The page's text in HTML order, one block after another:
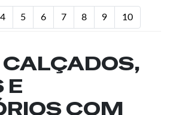
4 5 6 7 8 9 10
E
COM